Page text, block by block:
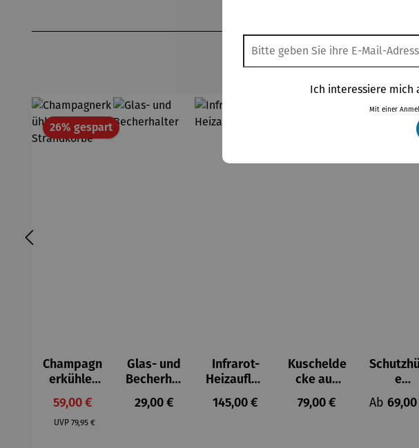
Topseller
26% gespartRabatt
Champagn
erkühler
für
Strandkör
be
Verkaufspreis:
59,00 €
UVP Regulärer Preis:
79,95 €
Glas- und
Becherhal
ter
Regulärer Preis:
29,00 €
Infrarot-
Heizauflag
e
Regulärer Preis:
145,00 €
Kuschelde
cke aus
Acryl
Regulärer Preis:
79,00 €
e
b | Aero
Ab
Ich interessiere mich
Mit einer